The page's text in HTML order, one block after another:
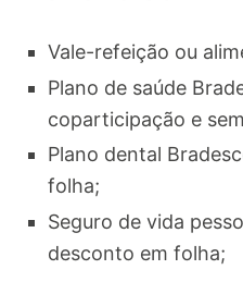
Vale-refeição ou
Plano de saúde
coparticipação e
Plano dental
folha;
Seguro de vida
desconto em folha;